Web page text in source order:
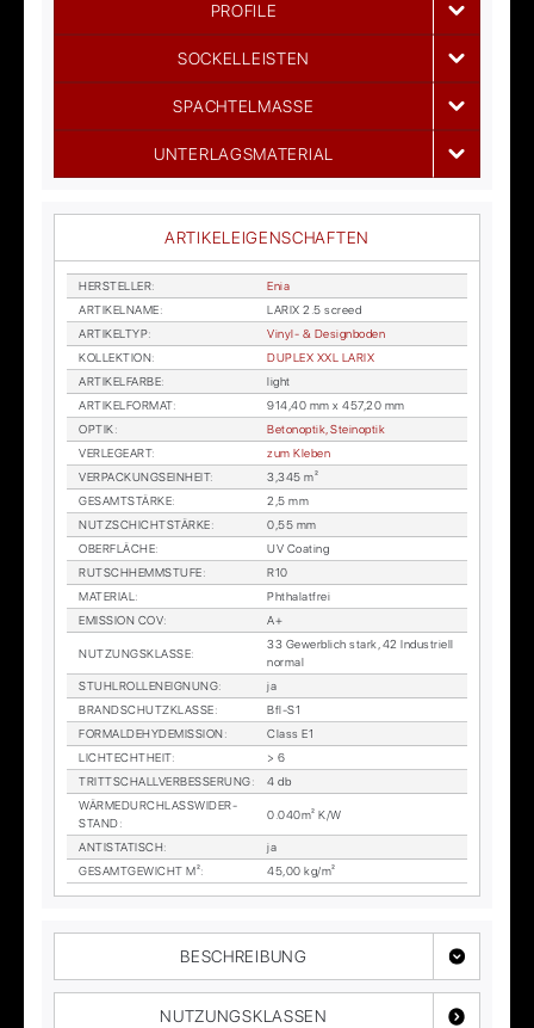
PROFILE
SOCKELLEISTEN
SPACHTELMASSE
UNTERLAGSMATERIAL
ARTIKELEIGENSCHAFTEN
HER­STEL­LER:
Enia
AR­TI­KEL­NA­ME:
LA­RIX 2.5 screed
AR­TI­KEL­TYP:
Vi­nyl- & De­sign­bo­den
KOL­LEK­TI­ON:
DU­PLEX XXL LA­RIX
AR­TI­KEL­FAR­BE:
light
AR­TI­KEL­FOR­MAT:
914,40 mm x 457,20 mm
OP­TIK:
Be­to­n­op­tik, Stein­op­tik
VER­LE­GE­ART:
zum Kle­ben
VER­PA­CKUNGS­EIN­HEIT:
3,345 m²
GE­SAMT­STÄR­KE:
2,5 mm
NUTZ­SCHICHT­STÄR­KE:
0,55 mm
OBER­FLÄ­CHE:
UV Coa­ting
RUTSCH­HEMM­STU­FE:
R10
MA­TE­RI­AL:
Phtha­lat­frei
EMIS­SI­ON COV: A+
NUT­ZUNGS­KLAS­SE:
33 Ge­werb­lich stark, 42 In­dus­tri­ell
nor­mal
STUHL­ROL­LEN­EIG­NUNG:
ja
BRAND­SCHUTZ­KLAS­SE:
Bfl-S1
FORM­ALDE­HY­DE­MIS­SI­ON:
Class E1
LICHTECHT­HEIT:
> 6
TRITT­SCHALL­VER­BES­SE­RUNG:
4 db
WÄR­ME­DURCH­LASS­WI­DER­
STAND:
0.040m² K/W
AN­TI­STA­TISCH:
ja
GE­SAMT­GE­WICHT M²: 45,00 kg/m²
BESCHREIBUNG
NUTZUNGSKLASSEN